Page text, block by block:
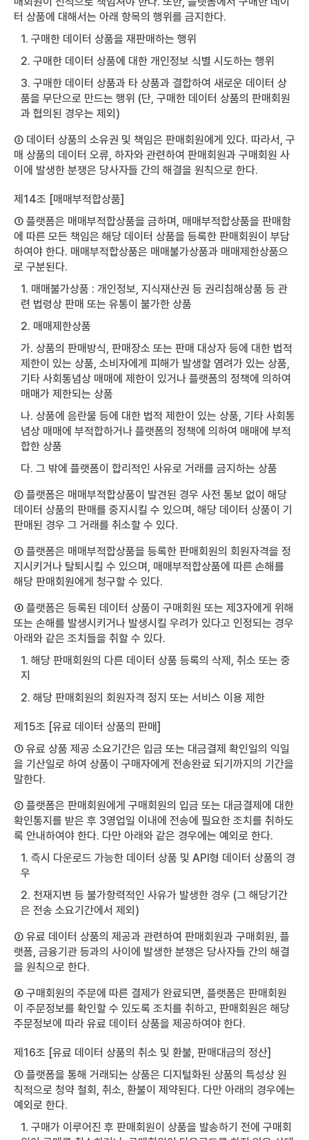
터 상품에 대해서는 아래 항목의 행위를 금지한다.
1. 구매한 데이터 상품을 재판매하는 행위
2. 구매한 데이터 상품에 대한 개인정보 식별 시도하는 행위
3. 구매한 데이터 상품과 타 상품과 결합하여 새로운 데이터 상
품을 무단으로 만드는 행위 (단, 구매한 데이터 상품의 판매회원
과 협의된 경우는 제외)
③ 데이터 상품의 소유권 및 책임은 판매회원에게 있다. 따라서, 구
매 상품의 데이터 오류, 하자와 관련하여 판매회원과 구매회원 사
이에 발생한 분쟁은 당사자들 간의 해결을 원칙으로 한다.
제14조 [매매부적합상품]
① 플랫폼은 매매부적합상품을 금하며, 매매부적합상품을 판매함
에 따른 모든 책임은 해당 데이터 상품을 등록한 판매회원이 부담
하여야 한다. 매매부적합상품은 매매불가상품과 매매제한상품으
로 구분된다.
1. 매매불가상품 : 개인정보, 지식재산권 등 권리침해상품 등 관
련 법령상 판매 또는 유통이 불가한 상품
2. 매매제한상품
가. 상품의 판매방식, 판매장소 또는 판매 대상자 등에 대한 법적
제한이 있는 상품, 소비자에게 피해가 발생할 염려가 있는 상품,
기타 사회통념상 매매에 제한이 있거나 플랫폼의 정책에 의하여
매매가 제한되는 상품
나. 상품에 음란물 등에 대한 법적 제한이 있는 상품, 기타 사회통
념상 매매에 부적합하거나 플랫폼의 정책에 의하여 매매에 부적
합한 상품
다. 그 밖에 플랫폼이 합리적인 사유로 거래를 금지하는 상품
② 플랫폼은 매매부적합상품이 발견된 경우 사전 통보 없이 해당
데이터 상품의 판매를 중지시킬 수 있으며, 해당 데이터 상품이 기
판매된 경우 그 거래를 취소할 수 있다.
③ 플랫폼은 매매부적합상품을 등록한 판매회원의 회원자격을 정
지시키거나 탈퇴시킬 수 있으며, 매매부적합상품에 따른 손해를
해당 판매회원에게 청구할 수 있다.
④ 플랫폼은 등록된 데이터 상품이 구매회원 또는 제3자에게 위해
또는 손해를 발생시키거나 발생시킬 우려가 있다고 인정되는 경우
아래와 같은 조치들을 취할 수 있다.
1. 해당 판매회원의 다른 데이터 상품 등록의 삭제, 취소 또는 중
지
2. 해당 판매회원의 회원자격 정지 또는 서비스 이용 제한
제15조 [유료 데이터 상품의 판매]
① 유료 상품 제공 소요기간은 입금 또는 대금결제 확인일의 익일
을 기산일로 하여 상품이 구매자에게 전송완료 되기까지의 기간을
말한다.
② 플랫폼은 판매회원에게 구매회원의 입금 또는 대금결제에 대한
확인통지를 받은 후 3영업일 이내에 전송에 필요한 조치를 취하도
록 안내하여야 한다. 다만 아래와 같은 경우에는 예외로 한다.
1. 즉시 다운로드 가능한 데이터 상품 및 API형 데이터 상품의 경
우
2. 천재지변 등 불가항력적인 사유가 발생한 경우 (그 해당기간
은 전송 소요기간에서 제외)
③ 유료 데이터 상품의 제공과 관련하여 판매회원과 구매회원, 플
랫폼, 금융기관 등과의 사이에 발생한 분쟁은 당사자들 간의 해결
을 원칙으로 한다.
④ 구매회원의 주문에 따른 결제가 완료되면, 플랫폼은 판매회원
이 주문정보를 확인할 수 있도록 조치를 취하고, 판매회원은 해당
주문정보에 따라 유료 데이터 상품을 제공하여야 한다.
제16조 [유료 데이터 상품의 취소 및 환불, 판매대금의 정산]
① 플랫폼을 통해 거래되는 상품은 디지털화된 상품의 특성상 원
칙적으로 청약 철회, 취소, 환불이 제약된다. 다만 아래의 경우에는
예외로 한다.
1. 구매가 이루어진 후 판매회원이 상품을 발송하기 전에 구매회